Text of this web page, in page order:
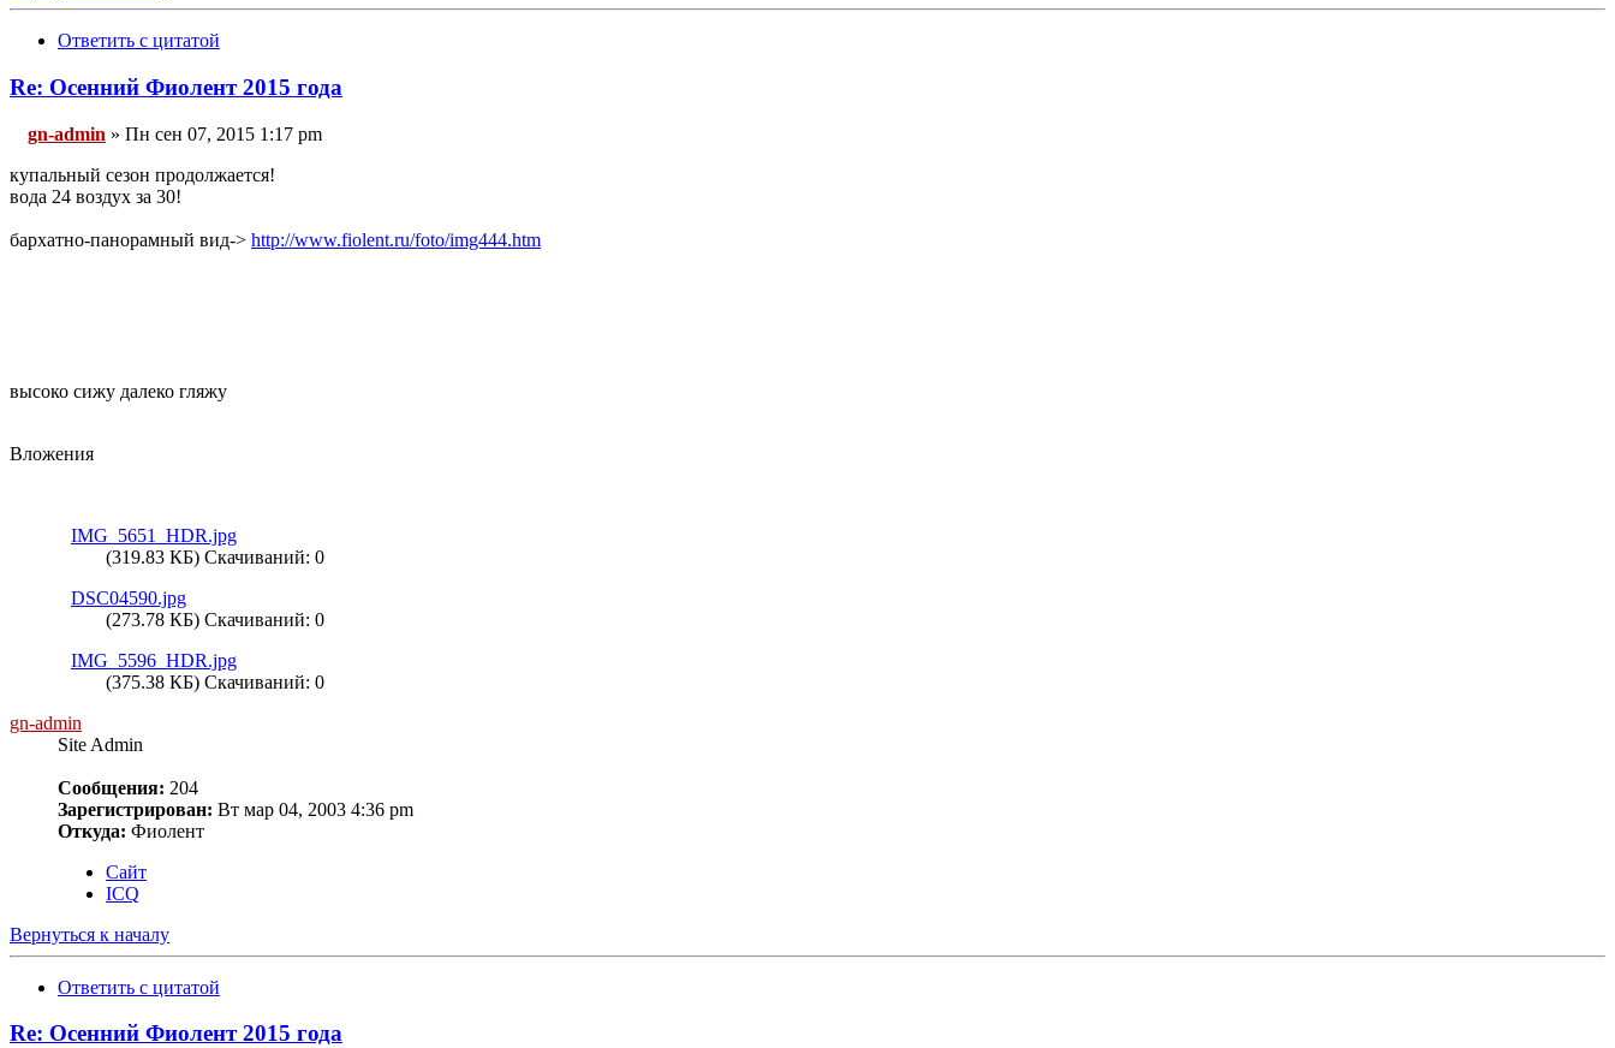
Ответить с цитатой
Re: Осенний Фиолент 2015 года
gn-admin » Пн сен 07, 2015 1:17 pm
купальный сезон продолжается!
вода 24 воздух за 30!
бархатно-панорамный вид-> http://www.fiolent.ru/foto/img444.htm
высоко сижу далеко гляжу
Вложения
IMG_5651_HDR.jpg
(319.83 КБ) Скачиваний: 0
DSC04590.jpg
(273.78 КБ) Скачиваний: 0
IMG_5596_HDR.jpg
(375.38 КБ) Скачиваний: 0
gn-admin
Site Admin
Сообщения: 204
Зарегистрирован: Вт мар 04, 2003 4:36 pm
Откуда: Фиолент
Сайт
ICQ
Вернуться к началу
Ответить с цитатой
Re: Осенний Фиолент 2015 года